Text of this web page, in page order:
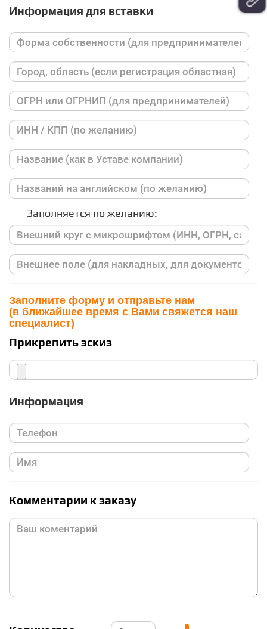
Информация для вставки
Заполняется по желанию:
Заполните форму и отправьте нам
(в ближайшее время с Вами свяжется наш
специалист)
Прикрепить эскиз
Информация
Комментарии к заказу